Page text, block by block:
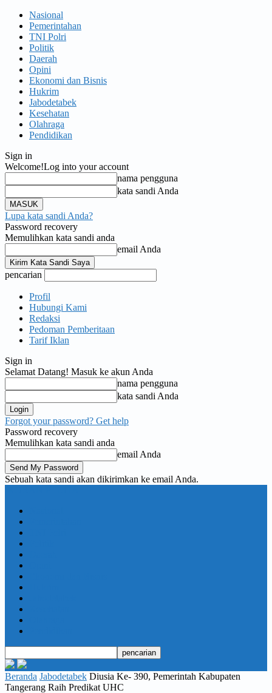
Nasional
Pemerintahan
TNI Polri
Politik
Daerah
Opini
Ekonomi dan Bisnis
Hukrim
Jabodetabek
Kesehatan
Olahraga
Pendidikan
Sign in
Welcome!Log into your account
nama pengguna
kata sandi Anda
Lupa kata sandi Anda?
Password recovery
Memulihkan kata sandi anda
email Anda
pencarian
Profil
Hubungi Kami
Redaksi
Pedoman Pemberitaan
Tarif Iklan
Sign in
Selamat Datang! Masuk ke akun Anda
nama pengguna
kata sandi Anda
Forgot your password? Get help
Password recovery
Memulihkan kata sandi anda
email Anda
Sebuah kata sandi akan dikirimkan ke email Anda.
Beranda Jabodetabek Diusia Ke- 390, Pemerintah Kabupaten
Tangerang Raih Predikat UHC